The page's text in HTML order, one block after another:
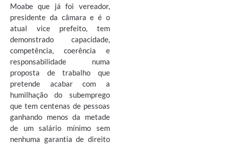
Moabe que já foi vereador,
presidente da câmara e é o
atual vice prefeito, tem
demonstrado capacidade,
competência, coerência e
responsabilidade numa
proposta de trabalho que
pretende acabar com a
humilhação do subemprego
que tem centenas de pessoas
ganhando menos da metade
de um salário mínimo sem
nenhuma garantia de direito